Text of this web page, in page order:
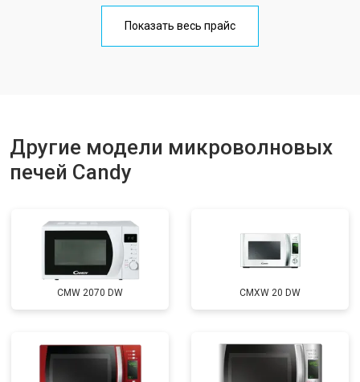
Ремонт платы управления
Замена лампочки от 2400 ₽
Показать весь прайс
Другие модели микроволновых
печей Candy
CMW 2070 DW CMXW 20 DW